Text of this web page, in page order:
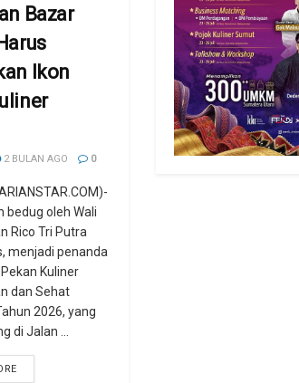
Bazar
Ikon
2 BULAN AGO 0
bedug oleh Wali
Rico Tri Putra
menjadi penanda
Kuliner
dan Sehat
2026, yang
di Jalan ...